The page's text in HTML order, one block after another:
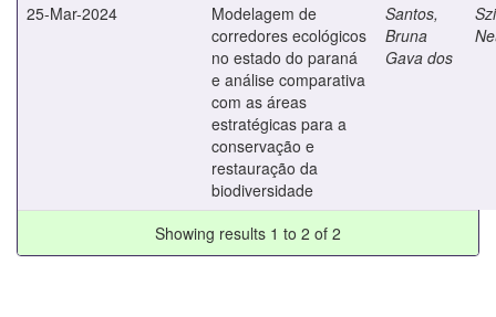
25-Mar-2024
Modelagem de
corredores ecológicos
no estado do paraná
e análise comparativa
com as áreas
estratégicas para a
conservação e
restauração da
biodiversidade
Santos,
Bruna
Gava dos
Showing results 1 to 2 of 2